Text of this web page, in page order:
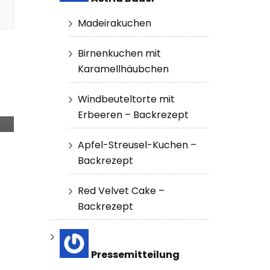
Madeirakuchen
Birnenkuchen mit
Karamellhäubchen
Windbeuteltorte mit
Erbeeren – Backrezept
Apfel-Streusel-Kuchen –
Backrezept
Red Velvet Cake –
Backrezept
Pressemitteilung